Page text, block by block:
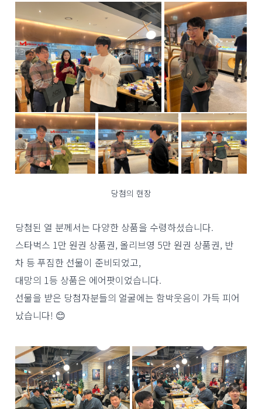
당첨의 현장
당첨된 열 분께서는 다양한 상품을 수령하셨습니다.
스타벅스 1만 원권 상품권, 올리브영 5만 원권 상품권, 반
차 등 푸짐한 선물이 준비되었고,
대망의 1등 상품은 에어팟이었습니다.
선물을 받은 당첨자분들의 얼굴에는 함박웃음이 가득 피어
났습니다! 😊